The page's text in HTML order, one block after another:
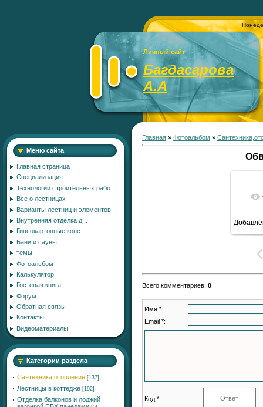
Личный сайт
Багдасарова
А.А
Меню сайта
Главная страница
Специализация
Технологии строительных работ
Все о лестницах
Варианты лестниц и элементов
Внутренняя отделка д...
Гипсокартонные конст...
Бани и сауны
темы
Фотоальбом
Калькулятор
Гостевая книга
Форум
Обратная связь
Контакты
Видеоматериалы
Категории раздела
Сантехника,отопление [137]
Лестницы в коттедже [192]
Отделка балконов и лоджий
Главная » Фотоальбом »
Всего комментариев: 0
Имя *:
Email *:
Код *: